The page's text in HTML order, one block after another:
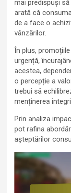
mai predispuși
arată că
de a face o
vânzărilor.
În plus,
urgență,
acestea,
o percepție a
trebui să
menținerea
Prin analiza
pot rafina
așteptărilor